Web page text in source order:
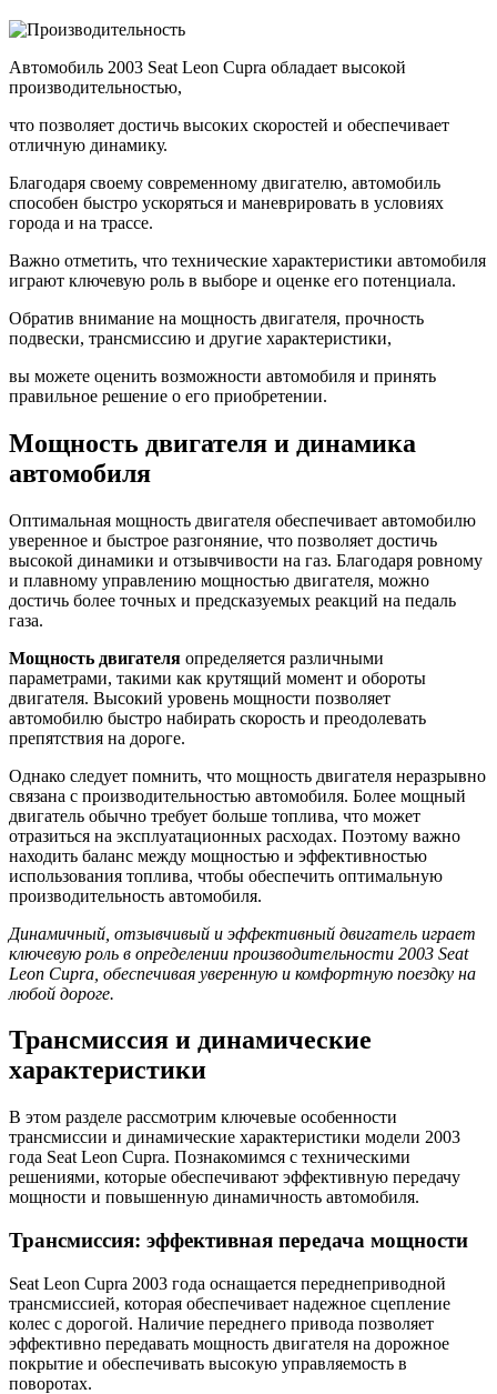
Автомобиль 2003 Seat Leon Cupra обладает высокой
производительностью,
что позволяет достичь высоких скоростей и обеспечивает
отличную динамику.
Благодаря своему современному двигателю, автомобиль
способен быстро ускоряться и маневрировать в условиях
города и на трассе.
Важно отметить, что технические характеристики автомобиля
играют ключевую роль в выборе и оценке его потенциала.
Обратив внимание на мощность двигателя, прочность
подвески, трансмиссию и другие характеристики,
вы можете оценить возможности автомобиля и принять
правильное решение о его приобретении.
Мощность двигателя и динамика
автомобиля
Оптимальная мощность двигателя обеспечивает автомобилю
уверенное и быстрое разгоняние, что позволяет достичь
высокой динамики и отзывчивости на газ. Благодаря ровному
и плавному управлению мощностью двигателя, можно
достичь более точных и предсказуемых реакций на педаль
газа.
Мощность двигателя определяется различными
параметрами, такими как крутящий момент и обороты
двигателя. Высокий уровень мощности позволяет
автомобилю быстро набирать скорость и преодолевать
препятствия на дороге.
Однако следует помнить, что мощность двигателя неразрывно
связана с производительностью автомобиля. Более мощный
двигатель обычно требует больше топлива, что может
отразиться на эксплуатационных расходах. Поэтому важно
находить баланс между мощностью и эффективностью
использования топлива, чтобы обеспечить оптимальную
производительность автомобиля.
Динамичный, отзывчивый и эффективный двигатель играет
ключевую роль в определении производительности 2003 Seat
Leon Cupra, обеспечивая уверенную и комфортную поездку на
любой дороге.
Трансмиссия и динамические
характеристики
В этом разделе рассмотрим ключевые особенности
трансмиссии и динамические характеристики модели 2003
года Seat Leon Cupra. Познакомимся с техническими
решениями, которые обеспечивают эффективную передачу
мощности и повышенную динамичность автомобиля.
Трансмиссия: эффективная передача мощности
Seat Leon Cupra 2003 года оснащается переднеприводной
трансмиссией, которая обеспечивает надежное сцепление
колес с дорогой. Наличие переднего привода позволяет
эффективно передавать мощность двигателя на дорожное
покрытие и обеспечивать высокую управляемость в
поворотах.